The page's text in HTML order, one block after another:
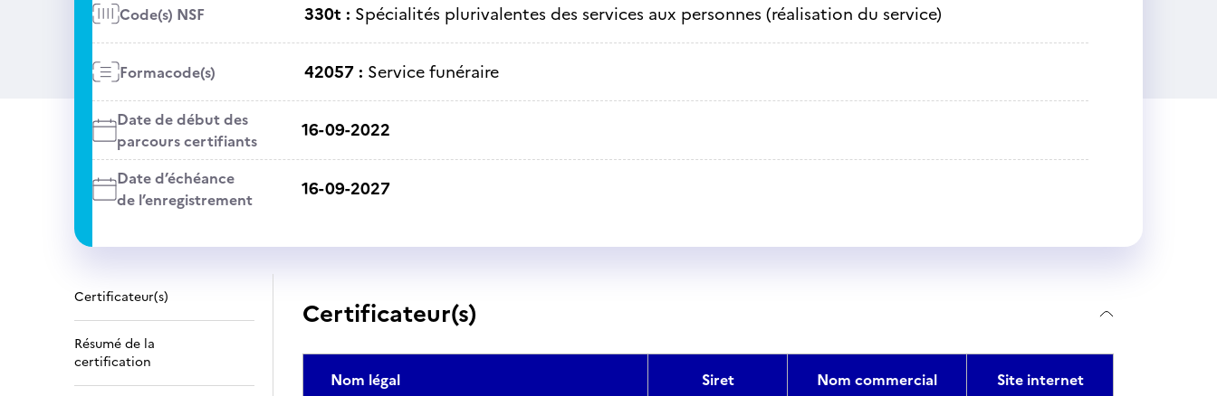
Code(s) NSF 330t : Spécialités plurivalentes des services aux personnes (réalisation du service)
Formacode(s) 42057 : Service funéraire
Date de début des
parcours certifiants
16-09-2022
Date d’échéance
de l’enregistrement
16-09-2027
Certificateur(s)
Résumé de la
certification
Certificateur(s)
Nom légal Siret Nom commercial Site internet